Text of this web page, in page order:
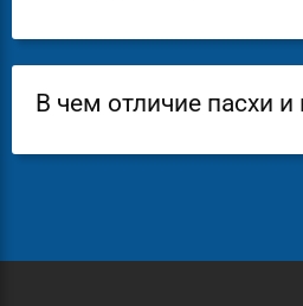
В чем отличие пасхи и